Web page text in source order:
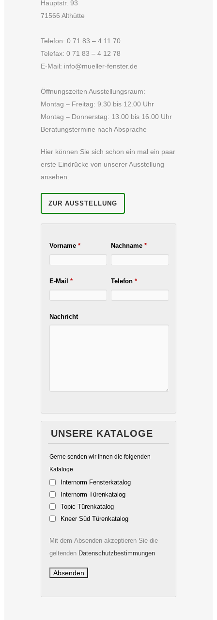
Hauptstr. 93
71566 Althütte
Telefon: 0 71 83 – 4 11 70
Telefax: 0 71 83 – 4 12 78
E-Mail: info@mueller-fenster.de
Öffnungszeiten Ausstellungsraum:
Montag – Freitag: 9.30 bis 12.00 Uhr
Montag – Donnerstag: 13.00 bis 16.00 Uhr
Beratungstermine nach Absprache
Hier können Sie sich schon ein mal ein paar
erste Eindrücke von unserer Ausstellung
ansehen.
ZUR AUSSTELLUNG
Vorname * Nachname *
E-Mail * Telefon *
Nachricht
UNSERE KATALOGE
Gerne senden wir Ihnen die folgenden
Kataloge
Internorm Fensterkatalog
Internorm Türenkatalog
Topic Türenkatalog
Kneer Süd Türenkatalog
Mit dem Absenden akzeptieren Sie die
geltenden Datenschutzbestimmungen